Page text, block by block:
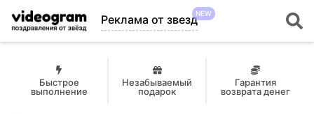
Реклама от звездNEW
Быстрое
выполнение
Незабываемый
подарок
Гарантия
возврата денег